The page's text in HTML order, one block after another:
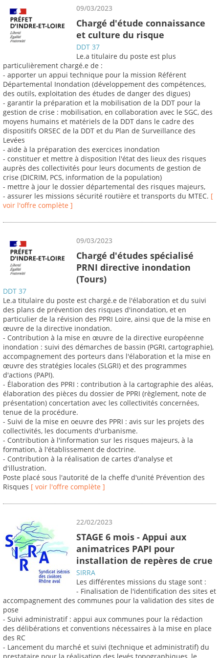
09/03/2023
Chargé d'étude connaissance
et culture du risque
DDT 37
Le.a titulaire du poste est plus
particulièrement chargé.e de :
- apporter un appui technique pour la mission Référent
Départemental Inondation (développement des compétences,
des outils, exploitation des études de danger des digues)
- garantir la préparation et la mobilisation de la DDT pour la
gestion de crise : mobilisation, en collaboration avec le SGC, des
moyens humains et matériels de la DDT dans le cadre des
dispositifs ORSEC de la DDT et du Plan de Surveillance des
Levées
- aide à la préparation des exercices inondation
- constituer et mettre à disposition l'état des lieux des risques
auprès des collectivités pour leurs documents de gestion de
crise (DICRIM, PCS, information de la population)
- mettre à jour le dossier départemental des risques majeurs,
- assurer les missions sécurité routière et transports du MTEC. [
voir l'offre complète ]
09/03/2023
Chargé d'études spécialisé
PRNI directive inondation
(Tours)
DDT 37
Le.a titulaire du poste est chargé.e de l'élaboration et du suivi
des plans de prévention des risques d'inondation, et en
particulier de la révision des PPRI Loire, ainsi que de la mise en
œuvre de la directive inondation.
- Contribution à la mise en œuvre de la directive européenne
inondation : suivi des démarches de bassin (PGRI, cartographie),
accompagnement des porteurs dans l'élaboration et la mise en
œuvre des stratégies locales (SLGRI) et des programmes
d'actions (PAPI).
- Élaboration des PPRI : contribution à la cartographie des aléas,
élaboration des pièces du dossier de PPRI (règlement, note de
présentation) concertation avec les collectivités concernées,
tenue de la procédure.
- Suivi de la mise en oeuvre des PPRI : avis sur les projets des
collectivités, les documents d'urbanisme.
- Contribution à l'information sur les risques majeurs, à la
formation, à l'établissement de doctrine.
- Contribution à la réalisation de cartes d'analyse et
d'illustration.
Poste placé sous l'autorité de la cheffe d'unité Prévention des
Risques [ voir l'offre complète ]
22/02/2023
STAGE 6 mois - Appui aux
animatrices PAPI pour
installation de repères de crue
SIRRA
Les différentes missions du stage sont :
- Finalisation de l'identification des sites et
accompagnement des communes pour la validation des sites de
pose
- Suivi administratif : appui aux communes pour la rédaction
des délibérations et conventions nécessaires à la mise en place
des RC
- Lancement du marché et suivi (technique et administratif) du